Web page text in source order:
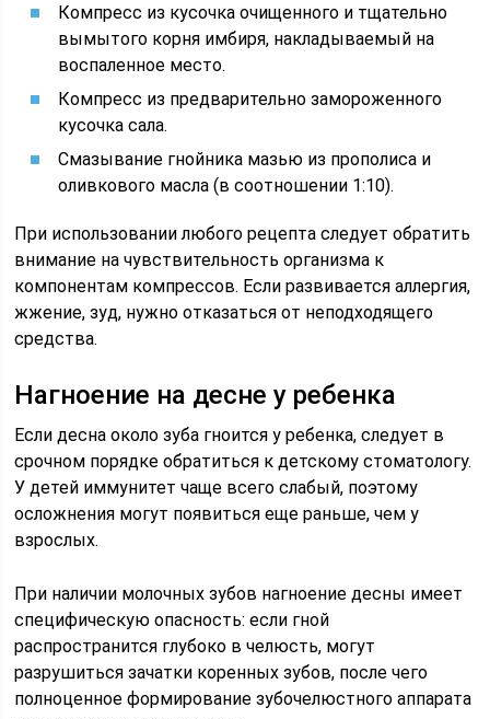
Компресс из кусочка очищенного и тщательно
вымытого корня имбиря, накладываемый на
воспаленное место.
Компресс из предварительно замороженного
кусочка сала.
Смазывание гнойника мазью из прополиса и
оливкового масла (в соотношении 1:10).
При использовании любого рецепта следует обратить
внимание на чувствительность организма к
компонентам компрессов. Если развивается аллергия,
жжение, зуд, нужно отказаться от неподходящего
средства.
Нагноение на десне у ребенка
Если десна около зуба гноится у ребенка, следует в
срочном порядке обратиться к детскому стоматологу.
У детей иммунитет чаще всего слабый, поэтому
осложнения могут появиться еще раньше, чем у
взрослых.
При наличии молочных зубов нагноение десны имеет
специфическую опасность: если гной
распространится глубоко в челюсть, могут
разрушиться зачатки коренных зубов, после чего
полноценное формирование зубочелюстного аппарата